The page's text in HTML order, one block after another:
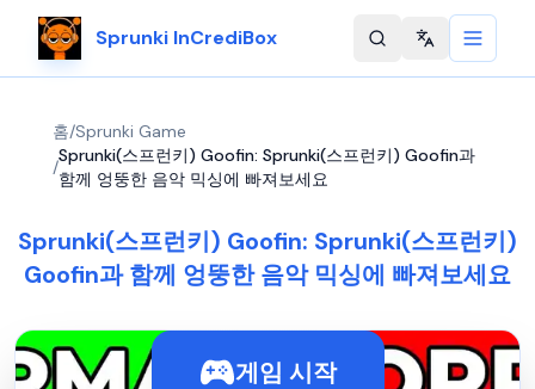
Sprunki InCrediBox Change
홈/Sprunki Game
/
Sprunki(스프런키) Goofin: Sprunki(스프런키) Goofin과
함께 엉뚱한 음악 믹싱에 빠져보세요
Sprunki(스프런키) Goofin: Sprunki(스프런키)
Goofin과 함께 엉뚱한 음악 믹싱에 빠져보세요
게임 시작